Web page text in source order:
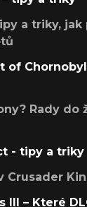
a triky,
of
Rady do
- tipy a triky
Crusader
III – Které